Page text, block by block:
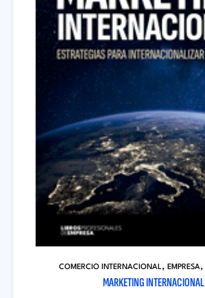
COMERCIO INTERNACIONAL, EMPRESA,
MARKETING INTERNACIONAL